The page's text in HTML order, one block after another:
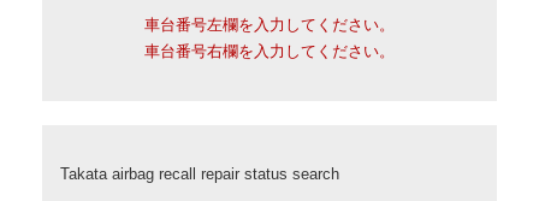
車台番号左欄を入力してください。
車台番号右欄を入力してください。
Takata airbag recall repair status search